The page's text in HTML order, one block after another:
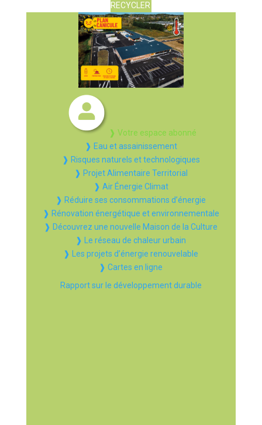
RECYCLER
❱ Votre espace abonné
❱ Eau et assainissement
❱ Risques naturels et technologiques
❱ Projet Alimentaire Territorial
❱ Air Énergie Climat
❱ Réduire ses consommations d’énergie
❱ Rénovation énergétique et environnementale
❱ Découvrez une nouvelle Maison de la Culture
❱ Le réseau de chaleur urbain
❱ Les projets d’énergie renouvelable
❱ Cartes en ligne
Rapport sur le développement durable